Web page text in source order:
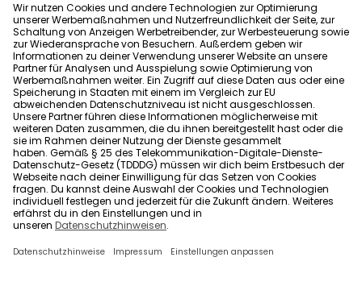
Allgemeine Geschäftsbedingungen
Barrierefreiheit
Wohnglück folgen